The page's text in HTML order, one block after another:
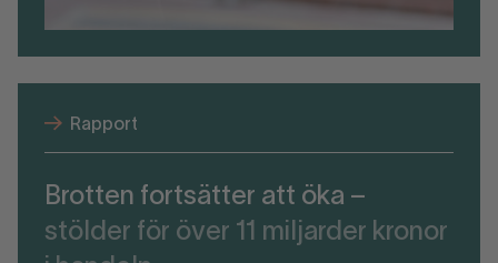
Rapport
Brotten fortsätter att öka –
stölder för över 11 miljarder kronor